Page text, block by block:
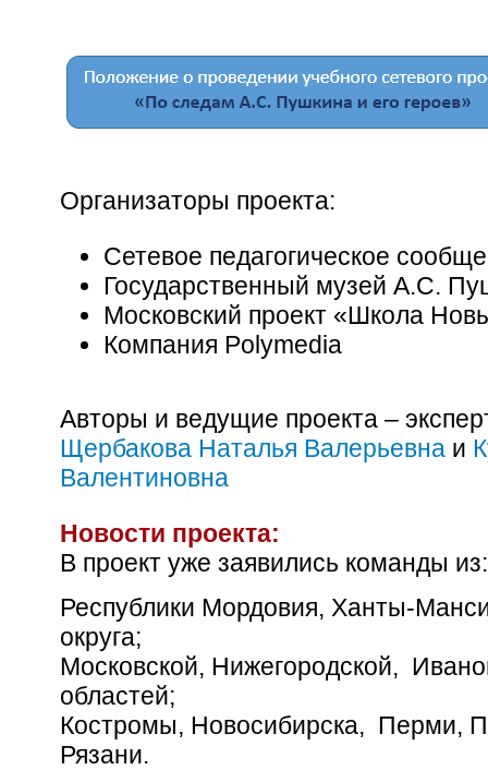
Организаторы проекта:
Сетевое педагогическое
Государственный музей А.С.
Московский проект «Школа
Компания Polymedia
Авторы и ведущие проекта –
Щербакова Наталья Валерьевна и
Валентиновна
Новости проекта:
В проект уже заявились команды из:
Республики Мордовия, Ханты-
округа;
Московской, Нижегородской,
областей;
Костромы, Новосибирска, Перми,
Рязани.